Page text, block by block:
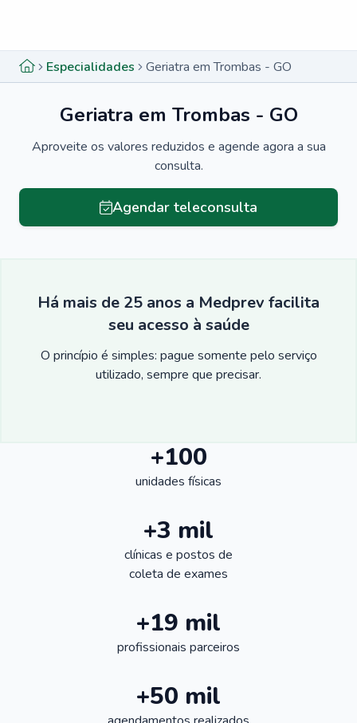
Especialidades Geriatra em Trombas - GO
Geriatra em Trombas - GO
Aproveite os valores reduzidos e agende agora a sua
consulta.
Agendar teleconsulta
Há mais de 25 anos a Medprev facilita
seu acesso à saúde
O princípio é simples: pague somente pelo serviço
utilizado, sempre que precisar.
+100
unidades físicas
+3 mil
clínicas e postos de
coleta de exames
+19 mil
profissionais parceiros
+50 mil